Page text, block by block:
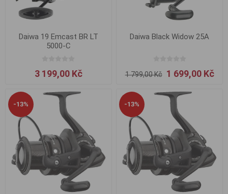
Daiwa 19 Emcast BR LT
5000-C
3 199,00 Kč
Daiwa Black Widow 25A
1 799,00 Kč 1 699,00 Kč
-13% -13%